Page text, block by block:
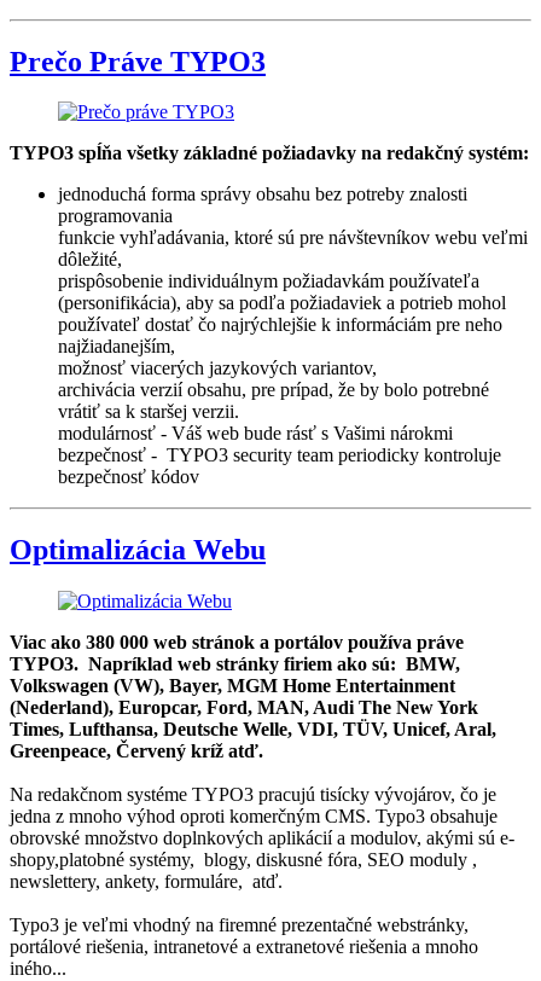
Prečo Práve TYPO3
TYPO3 spĺňa všetky základné požiadavky na redakčný systém:
jednoduchá forma správy obsahu bez potreby znalosti
programovania
funkcie vyhľadávania, ktoré sú pre návštevníkov webu veľmi
dôležité,
prispôsobenie individuálnym požiadavkám používateľa
(personifikácia), aby sa podľa požiadaviek a potrieb mohol
používateľ dostať čo najrýchlejšie k informáciám pre neho
najžiadanejším,
možnosť viacerých jazykových variantov,
archivácia verzií obsahu, pre prípad, že by bolo potrebné
vrátiť sa k staršej verzii.
modulárnosť - Váš web bude rásť s Vašimi nárokmi
bezpečnosť - TYPO3 security team periodicky kontroluje
bezpečnosť kódov
Optimalizácia Webu
Viac ako 380 000 web stránok a portálov používa práve
TYPO3. Napríklad web stránky firiem ako sú: BMW,
Volkswagen (VW), Bayer, MGM Home Entertainment
(Nederland), Europcar, Ford, MAN, Audi The New York
Times, Lufthansa, Deutsche Welle, VDI, TÜV, Unicef, Aral,
Greenpeace, Červený kríž atď.
Na redakčnom systéme TYPO3 pracujú tisícky vývojárov, čo je
jedna z mnoho výhod oproti komerčným CMS. Typo3 obsahuje
obrovské množstvo doplnkových aplikácií a modulov, akými sú e-
shopy,platobné systémy, blogy, diskusné fóra, SEO moduly ,
newslettery, ankety, formuláre, atď.
Typo3 je veľmi vhodný na firemné prezentačné webstránky,
portálové riešenia, intranetové a extranetové riešenia a mnoho
iného...